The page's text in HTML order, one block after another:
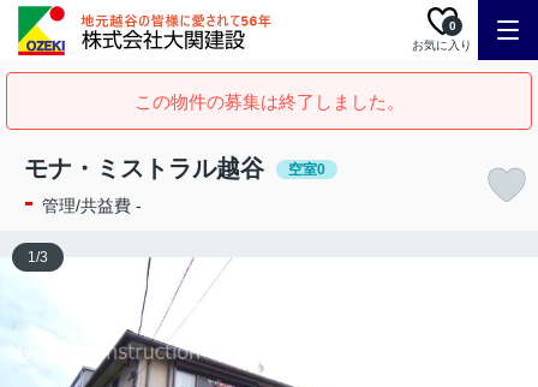
お気に入り
0
この物件の募集は終了しました。
モナ・ミストラル越谷 空室0
- 管理/共益費 -
1/3